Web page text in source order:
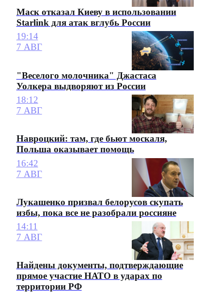
Маск отказал Киеву в использовании
Starlink для атак вглубь России
19:14
7 АВГ
"Веселого молочника" Джастаса
Уолкера выдворяют из России
18:12
7 АВГ
Навроцкий: там, где бьют москаля,
Польша оказывает помощь
16:42
7 АВГ
Лукашенко призвал белорусов скупать
избы, пока все не разобрали россияне
14:11
7 АВГ
Найдены документы, подтверждающие
прямое участие НАТО в ударах по
территории РФ